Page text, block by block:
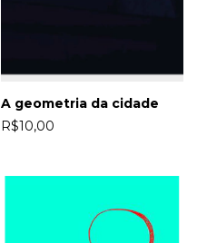
A geometria da cidade
R$10,00